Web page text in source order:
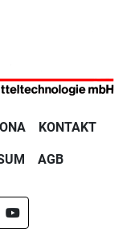
KONTAKT
AGB
youtube